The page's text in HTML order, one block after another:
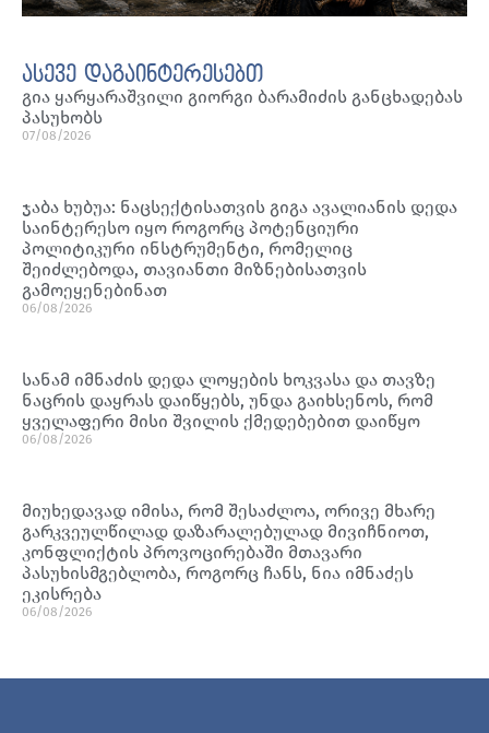
ასევე დაგაინტერესებთ
გია ყარყარაშვილი გიორგი ბარამიძის განცხადებას
პასუხობს
07/08/2026
ჯაბა ხუბუა: ნაცსექტისათვის გიგა ავალიანის დედა
საინტერესო იყო როგორც პოტენციური
პოლიტიკური ინსტრუმენტი, რომელიც
შეიძლებოდა, თავიანთი მიზნებისათვის
გამოეყენებინათ
06/08/2026
სანამ იმნაძის დედა ლოყების ხოკვასა და თავზე
ნაცრის დაყრას დაიწყებს, უნდა გაიხსენოს, რომ
ყველაფერი მისი შვილის ქმედებებით დაიწყო
06/08/2026
მიუხედავად იმისა, რომ შესაძლოა, ორივე მხარე
გარკვეულწილად დაზარალებულად მივიჩნიოთ,
კონფლიქტის პროვოცირებაში მთავარი
პასუხისმგებლობა, როგორც ჩანს, ნია იმნაძეს
ეკისრება
06/08/2026